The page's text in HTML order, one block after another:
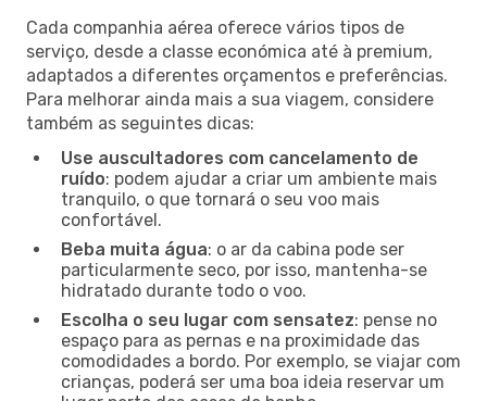
Cada companhia aérea oferece vários tipos de
serviço, desde a classe económica até à premium,
adaptados a diferentes orçamentos e preferências.
Para melhorar ainda mais a sua viagem, considere
também as seguintes dicas:
Use auscultadores com cancelamento de
ruído: podem ajudar a criar um ambiente mais
tranquilo, o que tornará o seu voo mais
confortável.
Beba muita água: o ar da cabina pode ser
particularmente seco, por isso, mantenha-se
hidratado durante todo o voo.
Escolha o seu lugar com sensatez: pense no
espaço para as pernas e na proximidade das
comodidades a bordo. Por exemplo, se viajar com
crianças, poderá ser uma boa ideia reservar um